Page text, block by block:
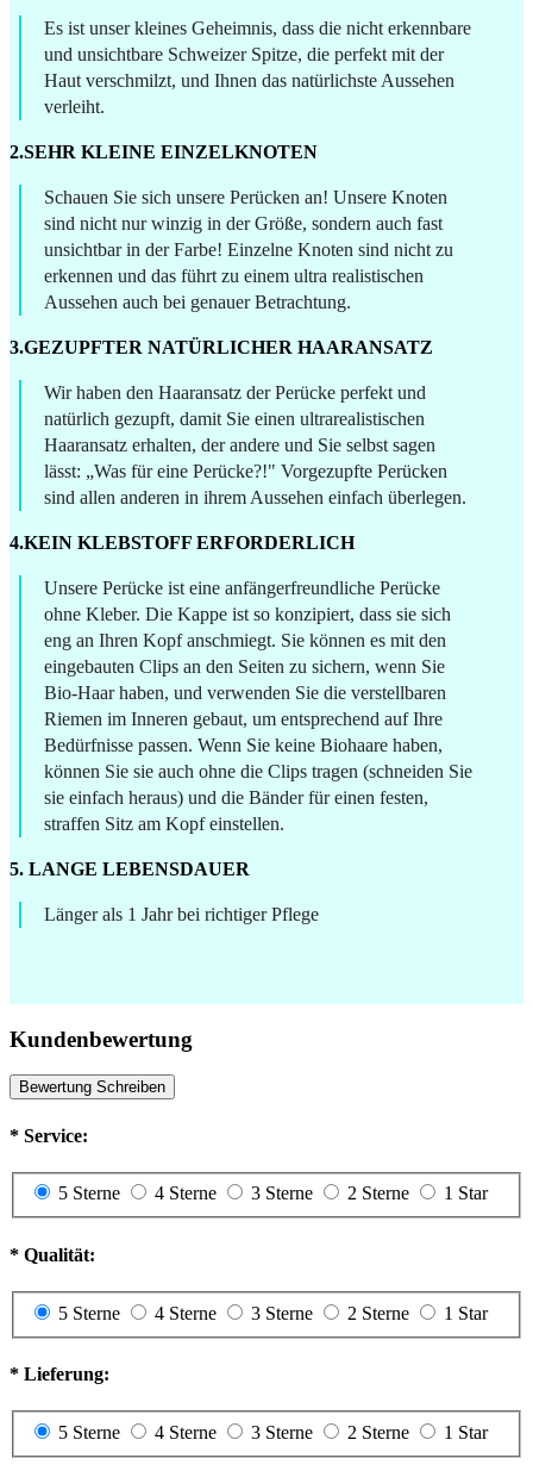
Es ist unser kleines Geheimnis, dass die nicht erkennbare
und unsichtbare Schweizer Spitze, die perfekt mit der
Haut verschmilzt, und Ihnen das natürlichste Aussehen
verleiht.
2.SEHR KLEINE EINZELKNOTEN
Schauen Sie sich unsere Perücken an! Unsere Knoten
sind nicht nur winzig in der Größe, sondern auch fast
unsichtbar in der Farbe! Einzelne Knoten sind nicht zu
erkennen und das führt zu einem ultra realistischen
Aussehen auch bei genauer Betrachtung.
3.GEZUPFTER NATÜRLICHER HAARANSATZ
Wir haben den Haaransatz der Perücke perfekt und
natürlich gezupft, damit Sie einen ultrarealistischen
Haaransatz erhalten, der andere und Sie selbst sagen
lässt: „Was für eine Perücke?!" Vorgezupfte Perücken
sind allen anderen in ihrem Aussehen einfach überlegen.
4.KEIN KLEBSTOFF ERFORDERLICH
Unsere Perücke ist eine anfängerfreundliche Perücke
ohne Kleber. Die Kappe ist so konzipiert, dass sie sich
eng an Ihren Kopf anschmiegt. Sie können es mit den
eingebauten Clips an den Seiten zu sichern, wenn Sie
Bio-Haar haben, und verwenden Sie die verstellbaren
Riemen im Inneren gebaut, um entsprechend auf Ihre
Bedürfnisse passen. Wenn Sie keine Biohaare haben,
können Sie sie auch ohne die Clips tragen (schneiden Sie
sie einfach heraus) und die Bänder für einen festen,
straffen Sitz am Kopf einstellen.
5. LANGE LEBENSDAUER
Länger als 1 Jahr bei richtiger Pflege
Kundenbewertung
Bewertung Schreiben
* Service:
5 Sterne 4 Sterne 3 Sterne 2 Sterne 1 Star
* Qualität:
5 Sterne 4 Sterne 3 Sterne 2 Sterne 1 Star
* Lieferung:
5 Sterne 4 Sterne 3 Sterne 2 Sterne 1 Star